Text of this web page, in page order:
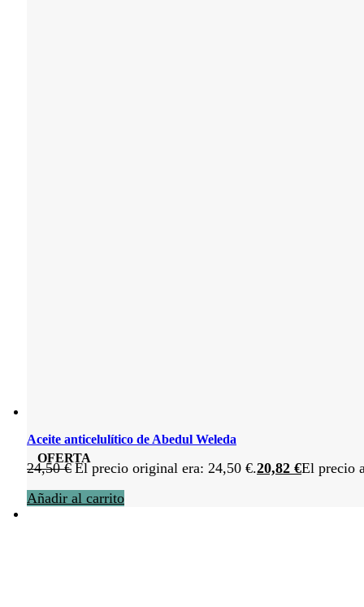
OFERTA
Aceite anticelulítico de Abedul Weleda
24,50€ El precio original era: 24,50 €.20,82 €El precio
Añadir al carrito